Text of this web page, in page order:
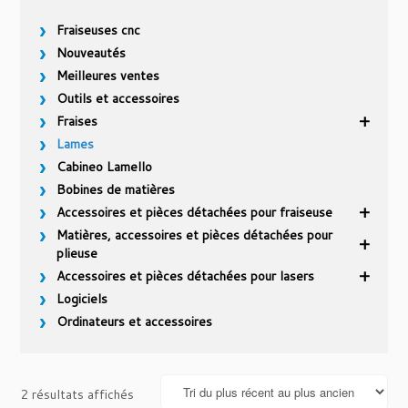
Fraiseuses cnc
Nouveautés
Meilleures ventes
Outils et accessoires
Fraises
Lames
Cabineo Lamello
Bobines de matières
Accessoires et pièces détachées pour fraiseuse
Matières, accessoires et pièces détachées pour
plieuse
Accessoires et pièces détachées pour lasers
Logiciels
Ordinateurs et accessoires
2 résultats affichés